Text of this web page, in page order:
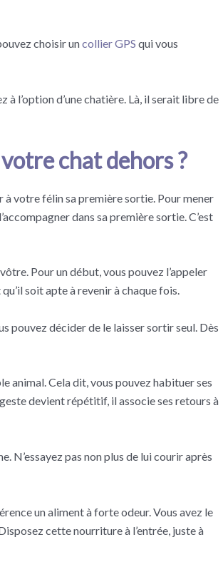
choisir uncollier GPS qui vous
à l’option d’une chatière. Là, il serait libre de
chat dehors ?
votre félin sa première sortie. Pour mener
dans sa première sortie. C’est
Pour un début, vous pouvez l’appeler
soit apte à revenir à chaque fois.
pouvez décider de le laisser sortir seul. Dès
animal. Cela dit, vous pouvez habituer ses
devient répétitif, il associe ses retours à
N’essayez pas non plus de lui courir après
un aliment à forte odeur. Vous avez le
cette nourriture à l’entrée, juste à